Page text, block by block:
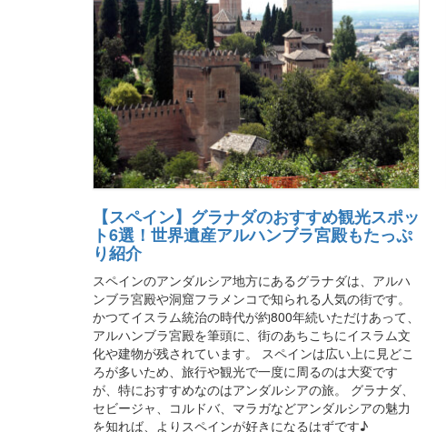
【スペイン】グラナダのおすすめ観光スポッ
ト6選！世界遺産アルハンブラ宮殿もたっぷ
り紹介
スペインのアンダルシア地方にあるグラナダは、アルハ
ンブラ宮殿や洞窟フラメンコで知られる人気の街です。
かつてイスラム統治の時代が約800年続いただけあって、
アルハンブラ宮殿を筆頭に、街のあちこちにイスラム文
化や建物が残されています。 スペインは広い上に見どこ
ろが多いため、旅行や観光で一度に周るのは大変です
が、特におすすめなのはアンダルシアの旅。 グラナダ、
セビージャ、コルドバ、マラガなどアンダルシアの魅力
を知れば、よりスペインが好きになるはずです♪